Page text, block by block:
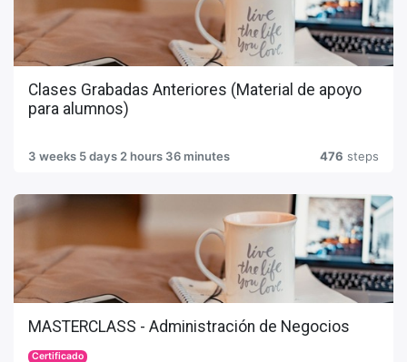
Clases Grabadas Anteriores (Material de apoyo
para alumnos)
3 weeks 5 days 2 hours 36 minutes 476 steps
MASTERCLASS - Administración de Negocios
Certificado